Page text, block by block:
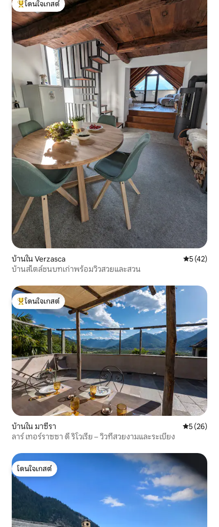
โดนใจเกสต์ที่สุด
โดนใจเกสต์
บ้านใน Verzasca คะแนนเฉลี่
5 (42)
บ้านสไตล์ชนบทเก่าพร้อมวิวสวยและสวน
โดนใจเกสต์ที่สุด
โดนใจเกสต์
บ้านใน มาซีรา คะแนนเฉลี่
5 (26)
ลาร์ เทอร์ราซซา ดี ริโวเรีย – วิวที่สวยงามและระเบียง
โดนใจเกสต์
โดนใจเกสต์